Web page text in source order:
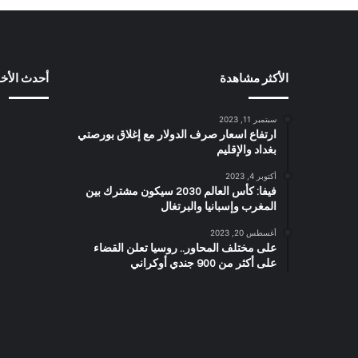
الأكثر مشاهدة
سبتمبر 11, 2023
ارتفاع اسعار صرف الدولار مع إغلاق بورصتي
بغداد والإقليم
أكتوبر 4, 2023
فيفا: كأس العالم 2030 سيكون مشترك بين
المغرب وإسبانيا والبرتغال
أغسطس 20, 2023
على مختلف المحاور.. روسيا تعلن القضاء
على أكثر من 900 جندي أوكراني
أحدث